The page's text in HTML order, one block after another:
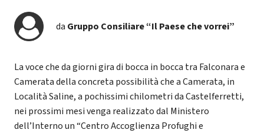
da Gruppo Consiliare “Il Paese che vorrei”
La voce che da giorni gira di bocca in bocca tra Falconara e
Camerata della concreta possibilità che a Camerata, in
Località Saline, a pochissimi chilometri da Castelferretti,
nei prossimi mesi venga realizzato dal Ministero
dell’Interno un “Centro Accoglienza Profughi e